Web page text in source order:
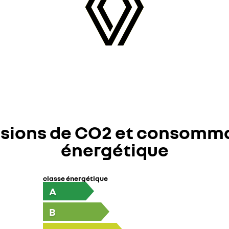
de CO2 et
énergétique
classe énergétique
A
B